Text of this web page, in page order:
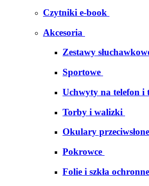
Czytniki e-book
Akcesoria
Zestawy
Sportowe
Uchwyty na telefon i
Torby i walizki
Okulary
Pokrowce
Folie i szkła ochronne